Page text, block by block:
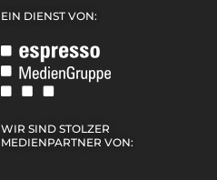
EIN DIENST VON:
WIR SIND STOLZER
MEDIENPARTNER VON: